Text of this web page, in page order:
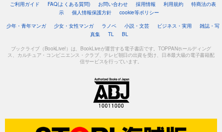
ご利用ガイド FAQ(よくある質問) お問い合わせ 採用情報 利用規約
特商法の表
示
個人情報保護方針
cookie等ポリシー
少年・青年マンガ
少女・女性マンガ ラノベ 小説・文芸 ビジネス・実用
雑誌・写
真集
TL BL
ブックライブ（BookLive!）は、BookLiveが運営する電子書店です。TOPPANホールディング
ス、カルチュア・コンビニエンス・クラブ、テレビ朝日の出資を受け、日本最大級の電子書籍配
信サービスを行っています。